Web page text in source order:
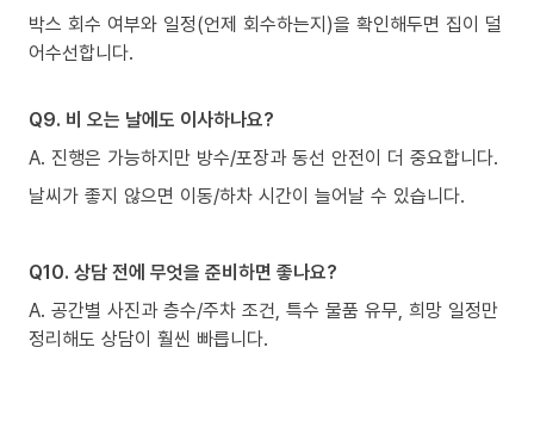
박스 회수 여부와 일정(언제 회수하는지)을 확인해두면 집이 덜
어수선합니다.
Q9. 비 오는 날에도 이사하나요?
A. 진행은 가능하지만 방수/포장과 동선 안전이 더 중요합니다.
날씨가 좋지 않으면 이동/하차 시간이 늘어날 수 있습니다.
Q10. 상담 전에 무엇을 준비하면 좋나요?
A. 공간별 사진과 층수/주차 조건, 특수 물품 유무, 희망 일정만
정리해도 상담이 훨씬 빠릅니다.